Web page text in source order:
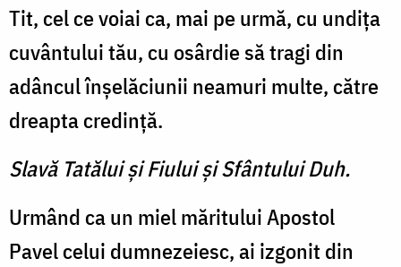
Tit, cel ce voiai ca, mai pe urmă, cu undiţa
cuvântului tău, cu osârdie să tragi din
adâncul înşelăciunii neamuri multe, către
dreapta credinţă.
Slavă Tatălui şi Fiului şi Sfântului Duh.
Urmând ca un miel măritului Apostol
Pavel celui dumnezeiesc, ai izgonit din